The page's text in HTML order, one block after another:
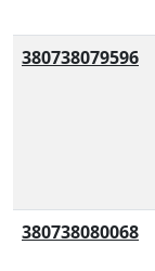
380738079596
380738080068